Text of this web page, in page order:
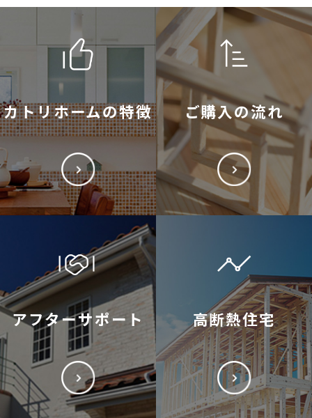
カトリホームの特徴 ご購入の流れ
アフターサポート 高断熱住宅